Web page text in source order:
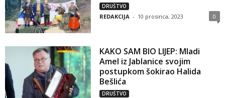
DRUŠTVO
REDAKCIJA - 10 prosinca, 2023 0
KAKO SAM BIO LIJEP: Mladi
Amel iz Jablanice svojim
postupkom šokirao Halida
Bešlića
DRUŠTVO